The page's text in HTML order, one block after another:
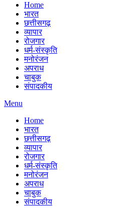
Home
भारत
छत्तीसगढ़
व्यापार
रोजगार
धर्म-संस्कृति
मनोरंजन
अपराध
चाबुक
संपादकीय
Menu
Home
भारत
छत्तीसगढ़
व्यापार
रोजगार
धर्म-संस्कृति
मनोरंजन
अपराध
चाबुक
संपादकीय